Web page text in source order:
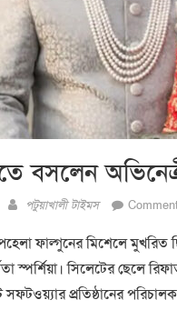
বসলেন
Author
পটুয়াখালী টাইমস
ফাল্গুনের মিশেলে মুখরিত
স্পর্শিয়া। সিলেটের ছেলে
প্রতিষ্ঠানের